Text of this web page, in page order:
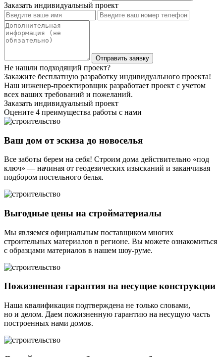
Заказать индивидуальный проект
Не нашли подходящий проект?
Закажите бесплатную разработку индивидуального проекта!
Наш инженер-проектировщик разработает проект с учетом
всех ваших требований и пожеланий.
Заказать индивидуальный проект
Оцените 4 преимущества работы с нами
Ваш дом от эскиза до новоселья
Все заботы берем на себя! Строим дома действительно «под
ключ» — начиная от геодезических изысканий и заканчивая
подбором постельного белья.
Выгодные цены на стройматериалы
Мы являемся официальным поставщиком многих
строительных материалов в регионе. Вы можете ознакомиться
с образцами материалов в нашем шоу-руме.
Пожизненная гарантия на несущие конструкции
Наша квалификация подтверждена не только словами,
но и делом. Даем пожизненную гарантию на несущую часть
построенных нами домов.